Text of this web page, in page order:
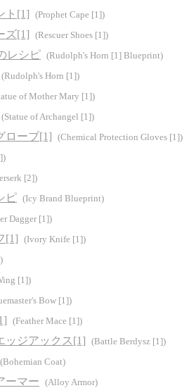
ト[1] (Prophet Cape [1])
ズ[1] (Rescuer Shoes [1])
レシピ (Rudolph's Horn [1] Blueprint)
(Rudolph's Horn [1])
of Mother Mary [1])
(Statue of Archangel [1])
ローブ[1] (Chemical Protection Gloves [1])
[2])
ピ (Icy Brand Blueprint)
Dagger [1])
[1] (Ivory Knife [1])
[1])
Bow [1])
(Feather Mace [1])
ッジアックス[1] (Battle Berdysz [1])
(Bohemian Coat)
ーマー (Alloy Armor)